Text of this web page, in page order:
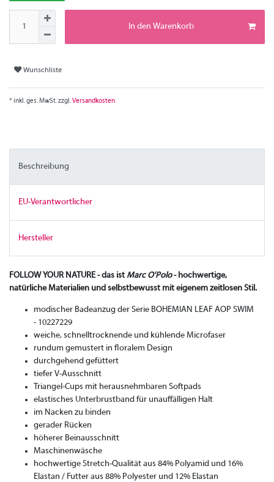
In den Warenkorb
Wunschliste
* inkl. ges. MwSt. zzgl.Versandkosten
Beschreibung
EU-Verantwortlicher
Hersteller
FOLLOW YOUR NATURE - das ist Marc O'Polo- hochwertige,
natürliche Materialien und selbstbewusst mit eigenem zeitlosen Stil.
modischer Badeanzug der Serie BOHEMIAN LEAF AOP SWIM
- 10227229
weiche, schnelltrocknende und kühlende Microfaser
rundum gemustert in floralem Design
durchgehend gefüttert
tiefer V-Ausschnitt
Triangel-Cups mit herausnehmbaren Softpads
elastisches Unterbrustband für unauffälligen Halt
im Nacken zu binden
gerader Rücken
höherer Beinausschnitt
Maschinenwäsche
hochwertige Stretch-Qualität aus 84% Polyamid und 16%
Elastan / Futter aus 88% Polyester und 12% Elastan